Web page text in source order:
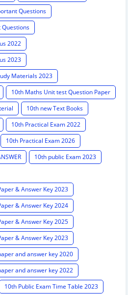
Questions
Questions
2022
2023
Materials 2023
10th Maths Unit test Question Paper
10th new Text Books
10th Practical Exam 2022
10th Practical Exam 2026
10th public Exam 2023
& Answer Key 2023
& Answer Key 2024
& Answer Key 2025
& Answer Key 2023
and answer key 2020
and answer key 2022
10th Public Exam Time Table 2023